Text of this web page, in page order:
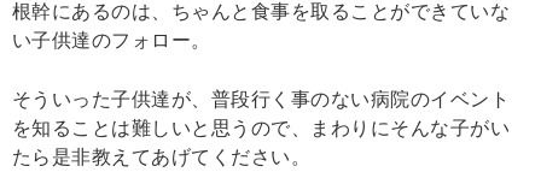
根幹にあるのは、ちゃんと食事を取ることができていな
い子供達のフォロー。
そういった子供達が、普段行く事のない病院のイベント
を知ることは難しいと思うので、まわりにそんな子がい
たら是非教えてあげてください。